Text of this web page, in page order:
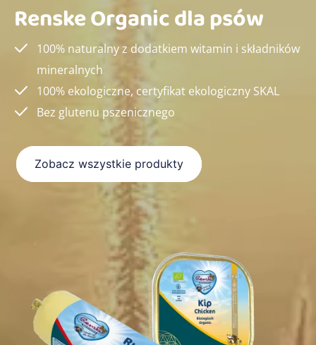
Renske Organic dla psów
100% naturalny z dodatkiem witamin i składników
mineralnych
100% ekologiczne, certyfikat ekologiczny SKAL
Bez glutenu pszenicznego
Zobacz wszystkie produkty